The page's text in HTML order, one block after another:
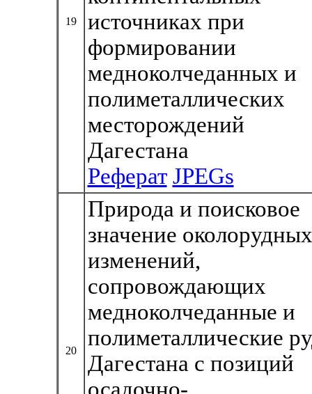
19
источниках при
формировании
медноколчеданных и
полиметаллических
месторождений
Дагестана
Реферат JPEGs
20
Природа и поисковое
значение околорудных
изменений,
сопровождающих
медноколчеданные и
полиметаллические
Дагестана с позиций